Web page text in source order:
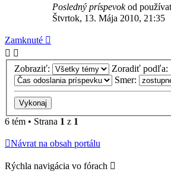
Posledný príspevokod
Štvrtok, 13. Mája 2010, 21:35
Zamknuté
Zobraziť:
Zoradiť podľa:
Smer:
6 tém • Strana 1 z 1
Návrat na obsah portálu
Rýchla navigácia vo fórach